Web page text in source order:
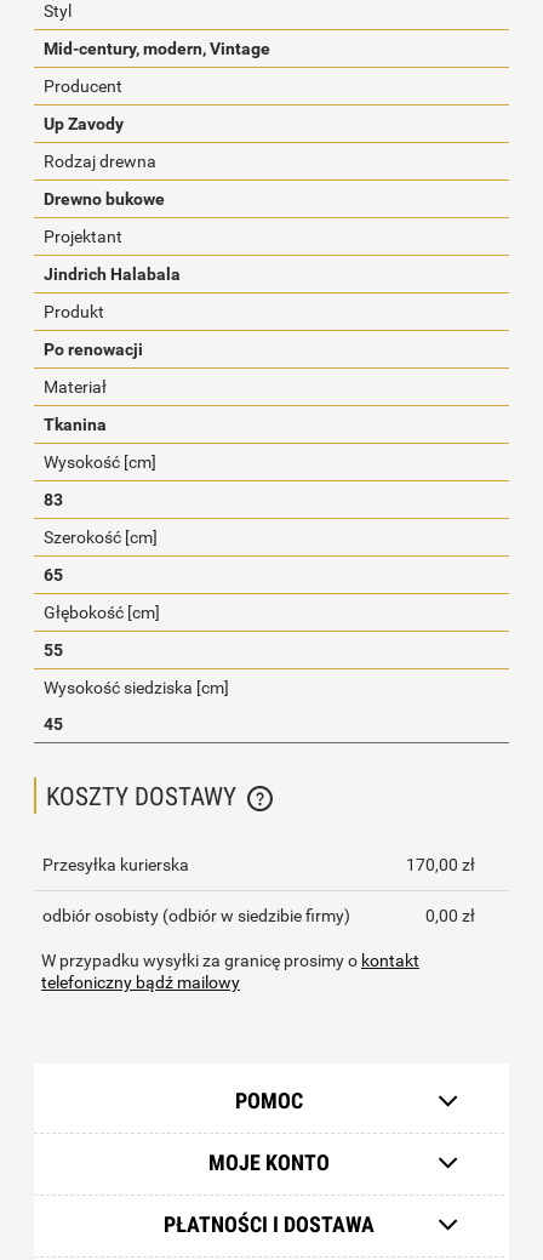
Styl
Mid-century, modern, Vintage
Producent
Up Zavody
Rodzaj drewna
Drewno bukowe
Projektant
Jindrich Halabala
Produkt
Po renowacji
Materiał
Tkanina
Wysokość [cm]
83
Szerokość [cm]
65
Głębokość [cm]
55
Wysokość siedziska [cm]
45
KOSZTY DOSTAWY
CENA NIE ZAWIERA EWENTUALNYCH KOSZTÓW PŁATNOŚCI
Przesyłka kurierska 170,00 zł
odbiór osobisty (odbiór w siedzibie firmy) 0,00 zł
W przypadku wysyłki za granicę prosimy o kontakt
telefoniczny bądź mailowy
POMOC
MOJE KONTO
PŁATNOŚCI I DOSTAWA